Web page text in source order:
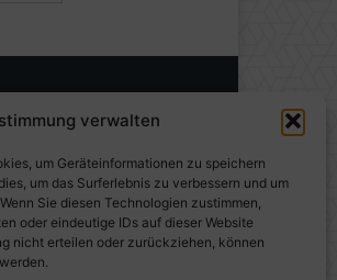
verwalten
um Geräteinformationen zu speichern
um das Surferlebnis zu verbessern und um
Sie diesen Technologien zustimmen,
oder eindeutige IDs auf dieser Website
nicht erteilen oder zurückziehen, können